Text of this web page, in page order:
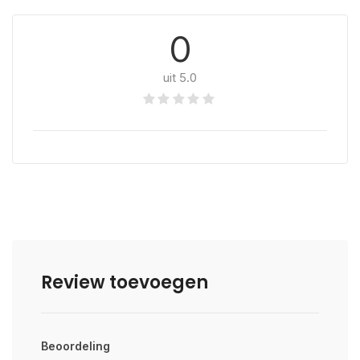
0
uit 5.0
Review toevoegen
Beoordeling